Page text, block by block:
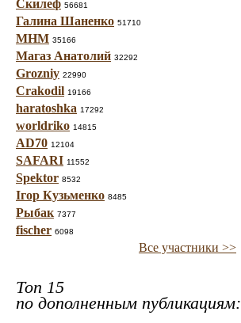
Скилеф 56681
Галина Шаненко 51710
МНМ 35166
Магаз Анатолий 32292
Grozniy 22990
Crakodil 19166
haratoshka 17292
worldriko 14815
AD70 12104
SAFARI 11552
Spektor 8532
Ігор Кузьменко 8485
Рыбак 7377
fischer 6098
Все участники >>
Топ 15
по дополненным публикациям: